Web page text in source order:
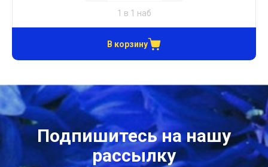
1 в 1 наб
В корзину
Подпишитесь на нашу
рассылку